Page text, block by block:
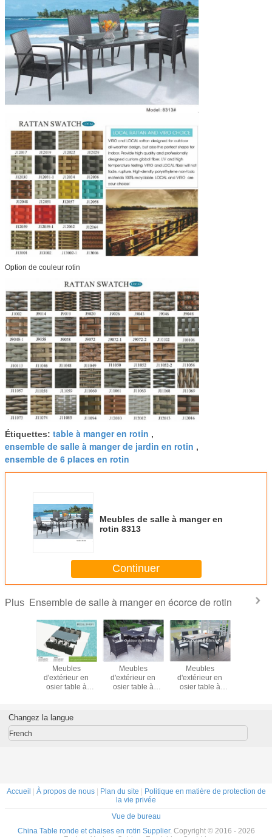
Option de couleur rotin
Étiquettes: table à manger en rotin ,
ensemble de salle à manger de jardin en rotin ,
ensemble de 6 places en rotin
Meubles de salle à manger en
rotin 8313
Continuer
Plus Ensemble de salle à manger en écorce de rotin
jardin
table à
chaise
Meubles
d'extérieur en
osier table à
Meubles
d'extérieur en
osier table à
Meubles
d'extérieur en
osier table à
Changez la langue
French
Accueil | À propos de nous| Plan du site | Politique en matière de protection de
la vie privée
Vue de bureau
China Table ronde et chaises en rotin Supplier. Copyright © 2016 - 2026